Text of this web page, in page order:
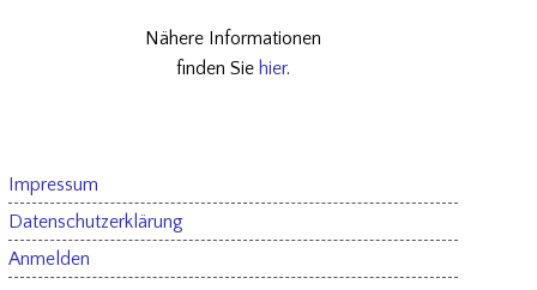
Nähere Informationen
finden Sie hier.
Impressum
Datenschutzerklärung
Anmelden